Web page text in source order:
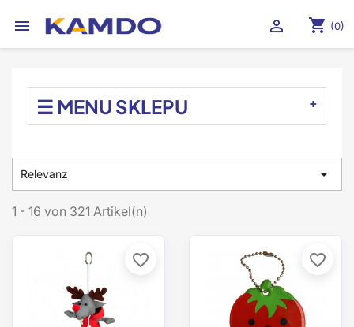
 shopping_cart (0)

☰ MENU SKLEPU
Relevanz 
1 - 16 von 321 Artikel(n)
favorite_border favorite_border